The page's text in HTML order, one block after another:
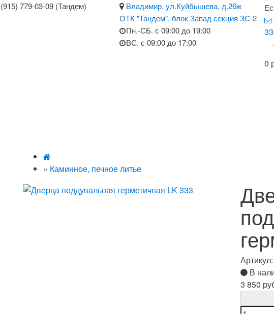
779-03-09 (Тандем)
Владимир, ул.Куйбышева, д.26ж
ОТК "Тандем", блок Запад секция ЗС-2
Пн.-СБ. с 09:00 до 19:00
ВС. с 09:00 до 17:00
0
» Каминное, печное литье
В
3 850